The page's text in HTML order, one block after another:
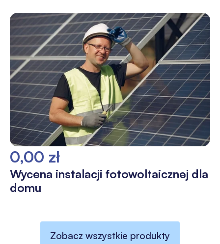
0,00 zł
Wycena instalacji fotowoltaicznej dla
domu
Zobacz wszystkie produkty